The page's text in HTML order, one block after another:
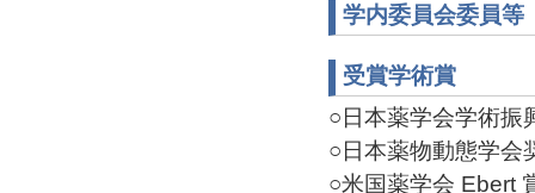
学内委員会委員等
受賞学術賞
○日本薬学会学術振
○日本薬物動態学会
○米国薬学会 Ebert